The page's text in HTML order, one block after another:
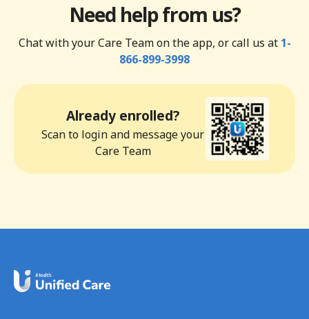
Need help from us?
Chat with your Care Team on the app, or call us at 1-
866-899-3998
Already enrolled?
Scan to login and message your
Care Team